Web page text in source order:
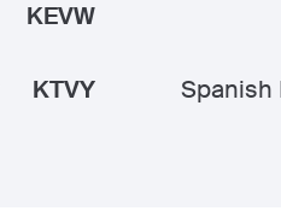
KEVW
Spanish
KTVY